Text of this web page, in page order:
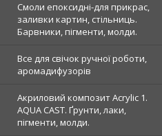
Смоли епоксидні-для прикрас,
заливки картин, стільниць.
Барвники, пігменти, молди.
Все для свічок ручної роботи,
аромадифузорів
Акриловий композит Acrylic 1.
AQUA CAST. Ґрунти, лаки,
пігменти, молди.